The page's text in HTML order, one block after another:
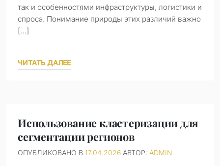
так и особенностями инфраструктуры, логистики и
спроса. Понимание природы этих различий важно
[…]
ЧИТАТЬ ДАЛЕЕ
Использование кластеризации для
сегментации регионов
ОПУБЛИКОВАНО В 17.04.2026 АВТОР: ADMIN